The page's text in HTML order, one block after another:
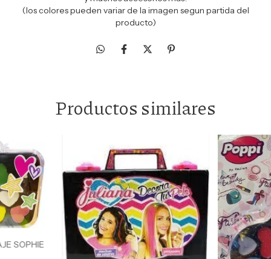
(los colores pueden variar de la imagen segun partida del
producto)
Productos similares
SOPHIE